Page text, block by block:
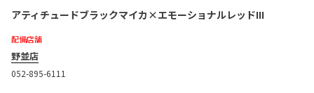
アティチュードブラックマイカ×エモーショナルレッドIII
配備店舗
野並店
052-895-6111